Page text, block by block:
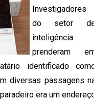
Investigadores
do setor de
inteligência
prenderam em
identificado como
diversas passagens na
era um endereço